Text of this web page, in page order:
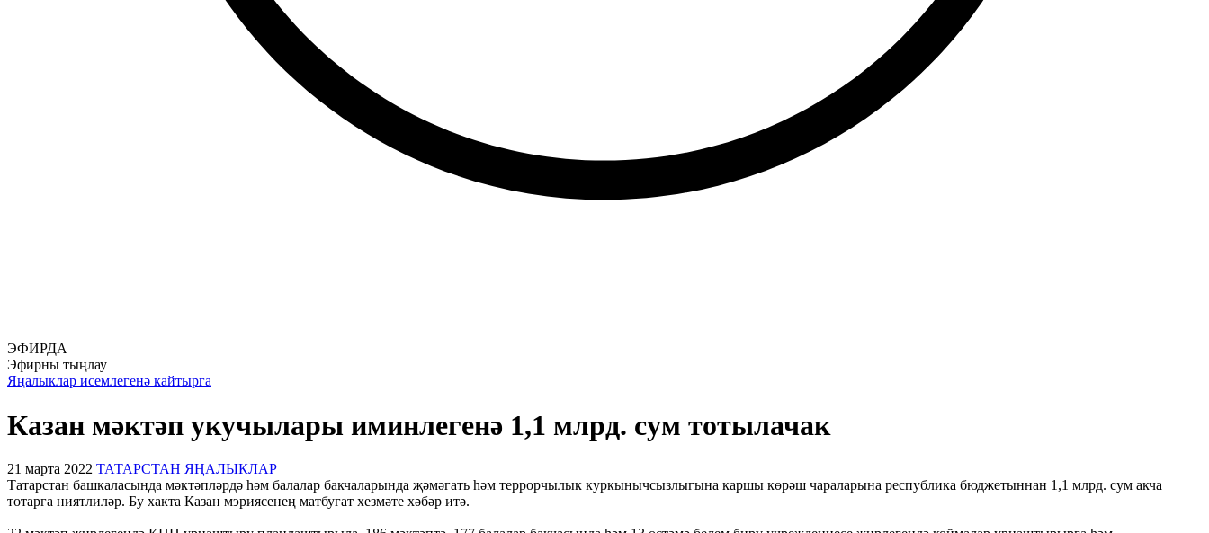
ЭФИРДА
Эфирны тыңлау
Яңалыклар исемлегенә кайтырга
Казан мәктәп укучылары иминлегенә 1,1 млрд. сум тотылачак
21 марта 2022 ТАТАРСТАН ЯҢАЛЫКЛАР
Татарстан башкаласында мәктәпләрдә һәм балалар бакчаларында җәмәгать һәм террорчылык куркынычсызлыгына каршы көрәш чараларына республика бюджетыннан 1,1 млрд. сум акча
тотарга ниятлиләр. Бу хакта Казан мэриясенең матбугат хезмәте хәбәр итә.